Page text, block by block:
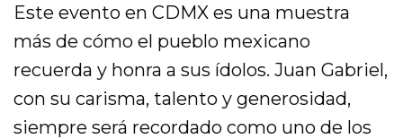
Este evento en CDMX es una muestra
más de cómo el pueblo mexicano
recuerda y honra a sus ídolos. Juan Gabriel,
con su carisma, talento y generosidad,
siempre será recordado como uno de los